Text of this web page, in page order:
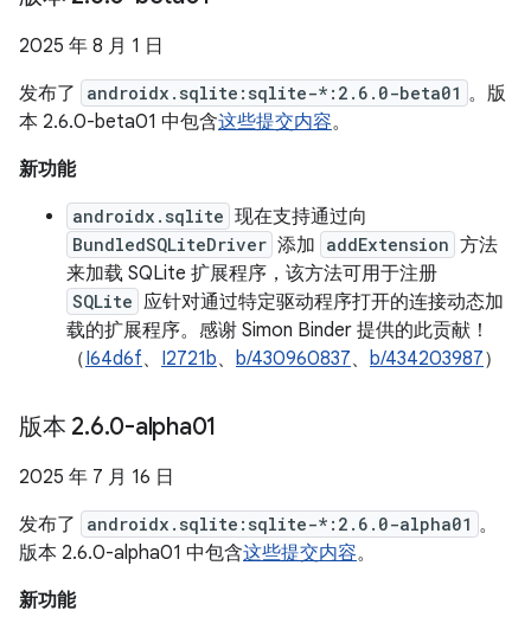
2025 年 8 月 1 日
发布了
androidx.sqlite:sqlite-*:2.6.0-beta01 。版
本 2.6.0-beta01 中包含这些提交内容。
新功能
androidx.sqlite 现在支持通过向
BundledSQLiteDriver 添加 addExtension 方法
来加载 SQLite 扩展程序，该方法可用于注册
SQLite 应针对通过特定驱动程序打开的连接动态加
载的扩展程序。感谢 Simon Binder 提供的此贡献！
（I64d6f、 I2721b、 b/430960837、 b/434203987）
版本 2.6.0-alpha01
2025 年 7 月 16 日
发布了
androidx.sqlite:sqlite-*:2.6.0-alpha01 。
版本 2.6.0-alpha01 中包含这些提交内容。
新功能